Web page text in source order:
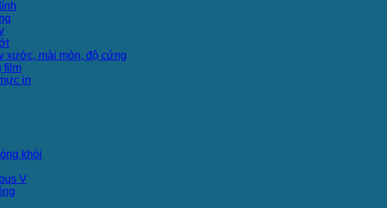
xước, mài mòn, độ cứng
film
in
khói
V